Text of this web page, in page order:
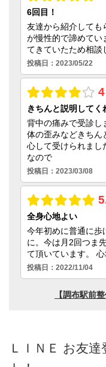
ＬＩＮＥ お友